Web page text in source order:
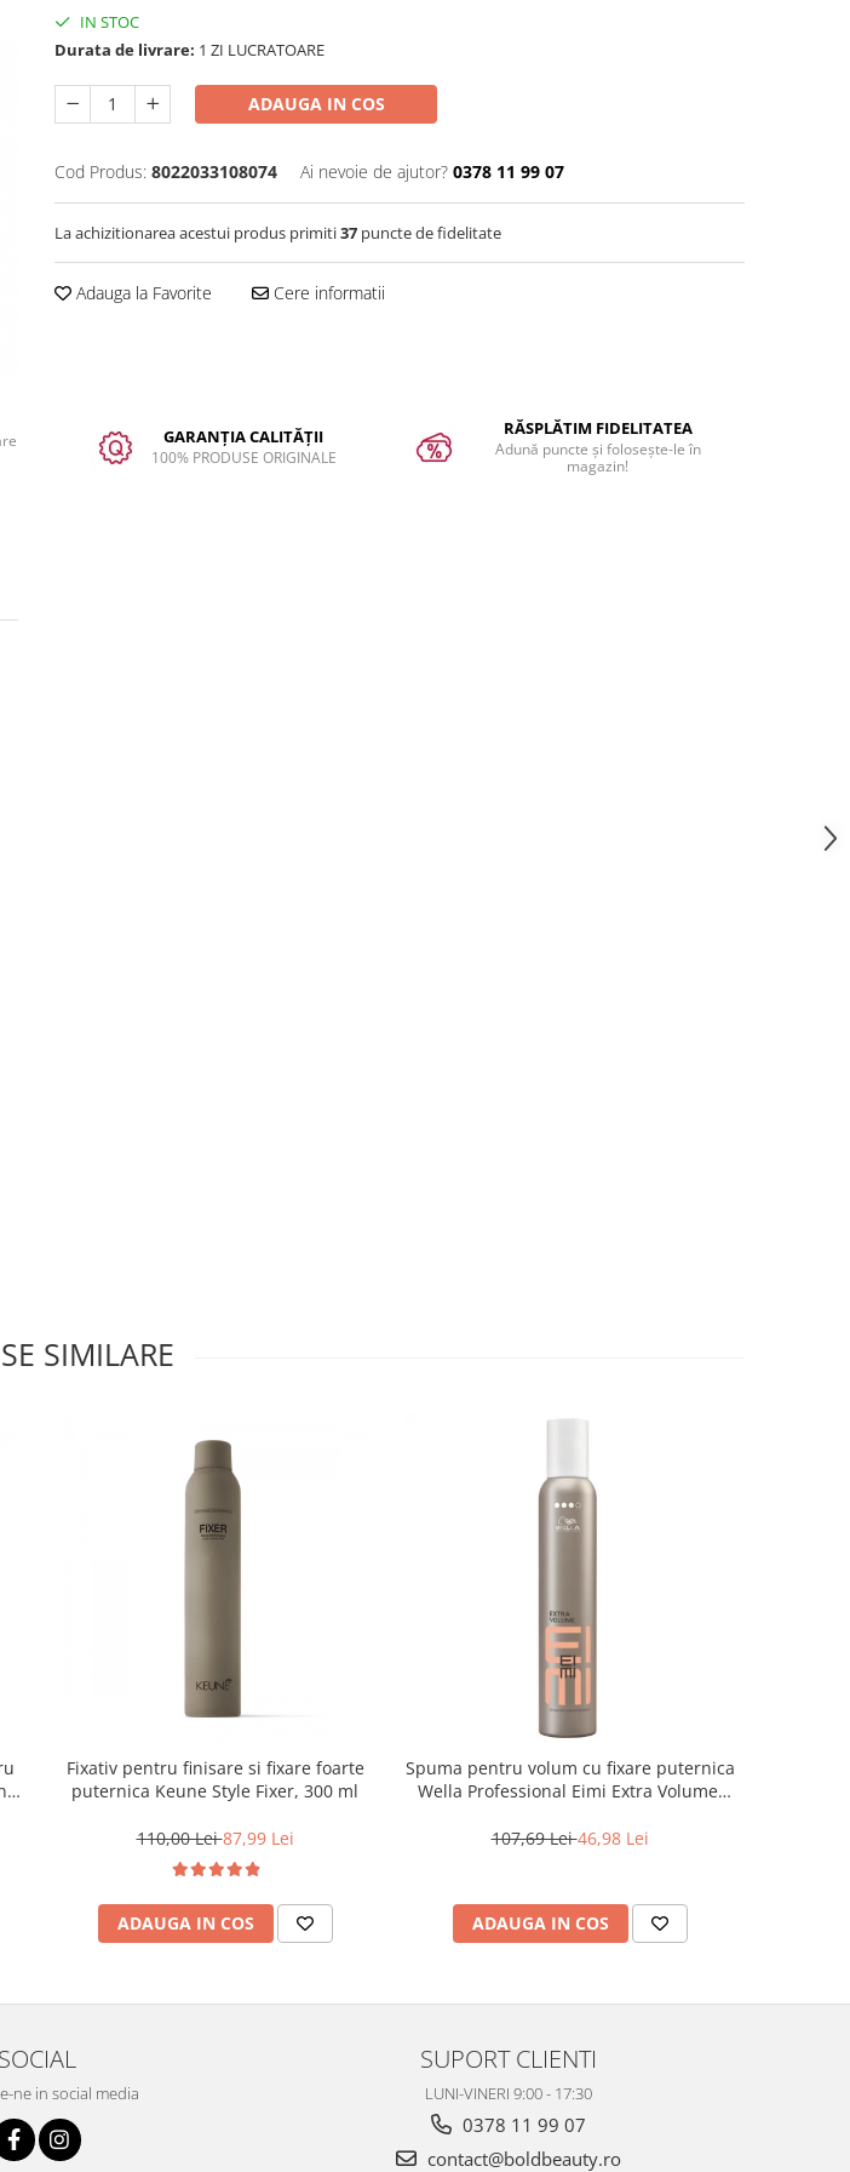
IN STOC
Durata de livrare: 1 ZI LUCRATOARE
ADAUGA IN COS
Cod Produs: 8022033108074 Ai nevoie de ajutor? 0378 11 99 07
La achizitionarea acestui produs primiti37 puncte de fidelitate
Adauga la Favorite Cere informatii
GARANȚIA CALITĂȚII
100% PRODUSE ORIGINALE
RĂSPLĂTIM FIDELITATEA
Adună puncte și folosește-le în
magazin!
SIMILARE
Fixativ pentru finisare si fixare foarte
puternica Keune Style Fixer, 300 ml
110,00 Lei87,99 Lei
ADAUGA IN COS
Spuma pentru volum cu fixare puternica
Wella Professional Eimi Extra Volume,
107,69 Lei46,98 Lei
ADAUGA IN COS
SOCIAL
ne in social media
SUPORT CLIENTI
LUNI-VINERI 9:00 - 17:30
0378 11 99 07
contact@boldbeauty.ro